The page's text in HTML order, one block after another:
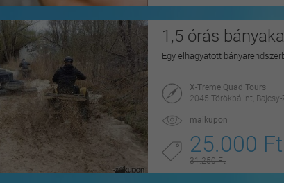
1,5 órás
Egy elhagyatott
X-Treme Quad Tours
2045 Törökbálint,
maikupon
25.000 Ft
31.250 Ft